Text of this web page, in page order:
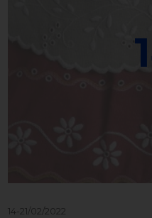
14-21/02/2022